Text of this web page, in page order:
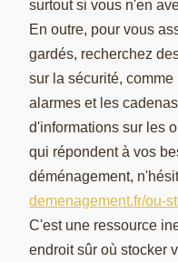
surtout si vous n'en
En outre, pour vous
gardés, recherchez
sur la sécurité,
alarmes et les
d'informations sur les
qui répondent à vos
déménagement,
demenagement.fr/ou-
C'est une ressource
endroit sûr où stocker